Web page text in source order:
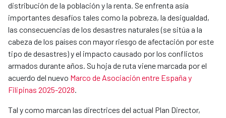
distribución de la población y la renta. Se enfrenta asía
importantes desafíos tales como la pobreza, la desigualdad,
las consecuencias de los desastres naturales (se sitúa a la
cabeza de los países con mayor riesgo de afectación por este
tipo de desastres) y el impacto causado por los conflictos
armados durante años. Su hoja de ruta viene marcada por el
acuerdo del nuevo Marco de Asociación entre España y
Filipinas 2025-2028.
Tal y como marcan las directrices del actual Plan Director,